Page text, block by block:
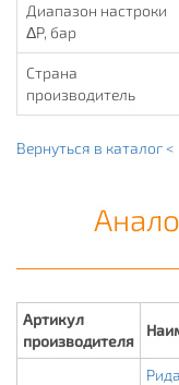
Диапазон настроки
ΔP, бар
Страна
производитель
Вернуться в каталог <
Артикул
производителя